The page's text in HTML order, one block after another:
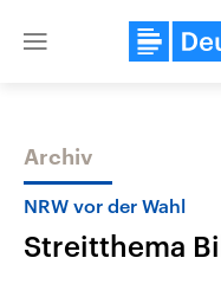
Close
Themen
Archiv
NRW vor der Wahl
Streitthema